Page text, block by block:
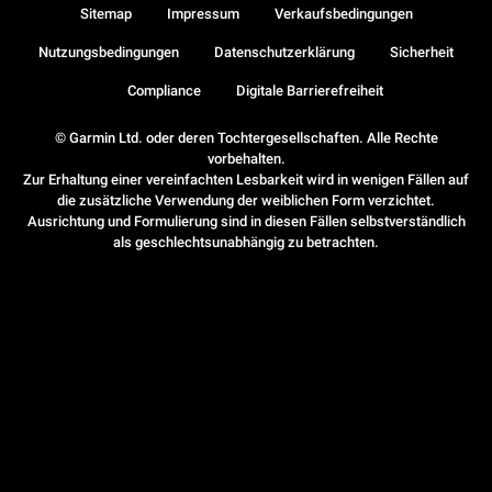
© Garmin Ltd. oder deren Tochtergesellschaften. Alle Rechte
vorbehalten.
Zur Erhaltung einer vereinfachten Lesbarkeit wird in wenigen Fällen auf
die zusätzliche Verwendung der weiblichen Form verzichtet.
Ausrichtung und Formulierung sind in diesen Fällen selbstverständlich
als geschlechtsunabhängig zu betrachten.
Sitemap Impressum Verkaufsbedingungen
Nutzungsbedingungen Datenschutzerklärung Sicherheit
Compliance Digitale Barrierefreiheit